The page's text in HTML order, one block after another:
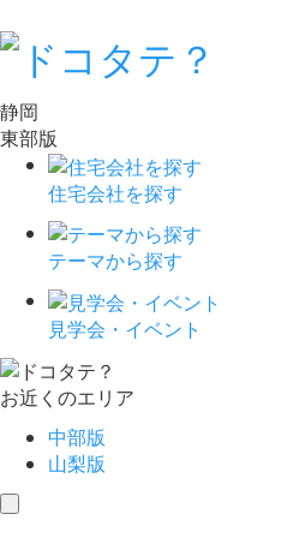
静岡
東部版
住宅会社を探す
テーマから探す
見学会・イベント
お近くのエリア
中部版
山梨版
toggle